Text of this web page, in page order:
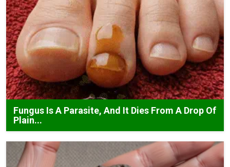
Fungus Is A Parasite, And It Dies From A Drop Of
Plain...